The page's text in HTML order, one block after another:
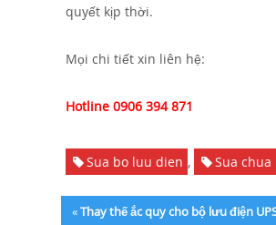
quyết kịp thời.
Mọi chi tiết xin liên hệ:
Hotline 0906 394 871
Sua bo luu dien , Sua
«Thay thế ắc quy cho bộ lưu điện